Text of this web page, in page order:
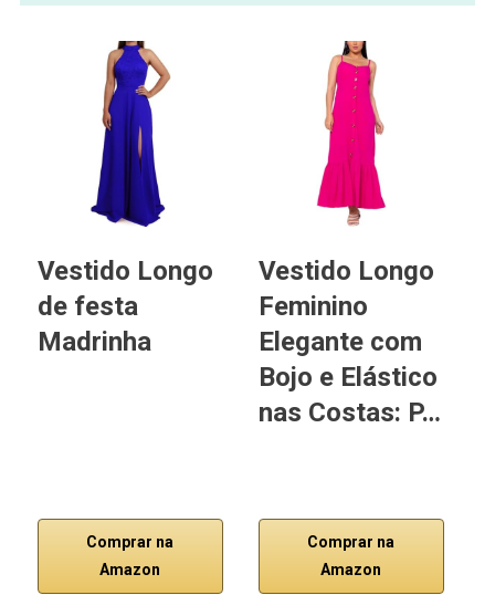
Vestido Longo
de festa
Madrinha
Comprar na
Amazon
Vestido Longo
Feminino
Elegante com
Bojo e Elástico
nas Costas: P…
Comprar na
Amazon